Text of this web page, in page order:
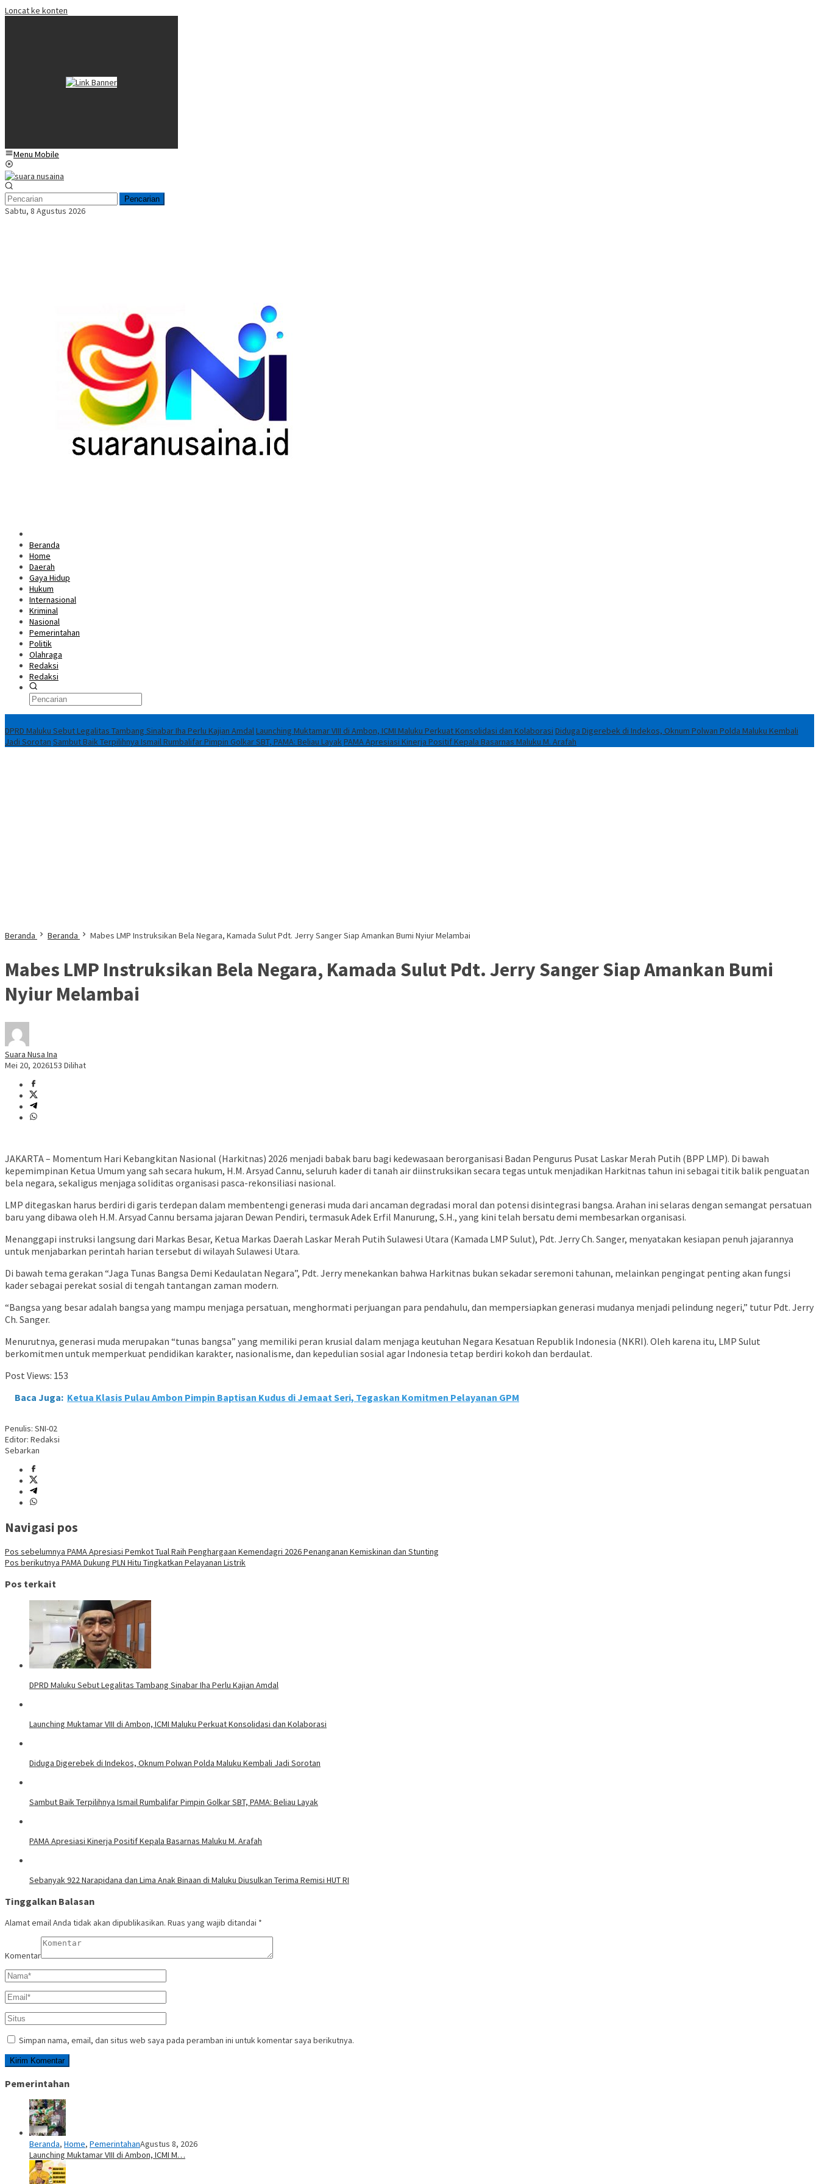
Loncat ke konten
Menu Mobile
Pencarian
Sabtu, 8 Agustus 2026
Beranda
Home
Daerah
Gaya Hidup
Hukum
Internasional
Kriminal
Nasional
Pemerintahan
Politik
Olahraga
Redaksi
Redaksi
DPRD Maluku Sebut Legalitas Tambang Sinabar Iha Perlu Kajian AmdalLaunching Muktamar VIII di Ambon, ICMI Maluku Perkuat Konsolidasi dan Kolaborasi Diduga Digerebek di Indekos, Oknum Polwan Polda Maluku Kembali
Jadi Sorotan Sambut Baik Terpilihnya Ismail Rumbalifar Pimpin Golkar SBT, PAMA: Beliau LayakPAMA Apresiasi Kinerja Positif Kepala Basarnas Maluku M. Arafah
Beranda Beranda Mabes LMP Instruksikan Bela Negara, Kamada Sulut Pdt. Jerry Sanger Siap Amankan Bumi Nyiur Melambai
Mabes LMP Instruksikan Bela Negara, Kamada Sulut Pdt. Jerry Sanger Siap Amankan Bumi
Nyiur Melambai
Suara Nusa Ina
Mei 20, 2026153 Dilihat
JAKARTA – Momentum Hari Kebangkitan Nasional (Harkitnas) 2026 menjadi babak baru bagi kedewasaan berorganisasi Badan Pengurus Pusat Laskar Merah Putih (BPP LMP). Di bawah
kepemimpinan Ketua Umum yang sah secara hukum, H.M. Arsyad Cannu, seluruh kader di tanah air diinstruksikan secara tegas untuk menjadikan Harkitnas tahun ini sebagai titik balik penguatan
bela negara, sekaligus menjaga soliditas organisasi pasca-rekonsiliasi nasional.
LMP ditegaskan harus berdiri di garis terdepan dalam membentengi generasi muda dari ancaman degradasi moral dan potensi disintegrasi bangsa. Arahan ini selaras dengan semangat persatuan
baru yang dibawa oleh H.M. Arsyad Cannu bersama jajaran Dewan Pendiri, termasuk Adek Erfil Manurung, S.H., yang kini telah bersatu demi membesarkan organisasi.
Menanggapi instruksi langsung dari Markas Besar, Ketua Markas Daerah Laskar Merah Putih Sulawesi Utara (Kamada LMP Sulut), Pdt. Jerry Ch. Sanger, menyatakan kesiapan penuh jajarannya
untuk menjabarkan perintah harian tersebut di wilayah Sulawesi Utara.
Di bawah tema gerakan “Jaga Tunas Bangsa Demi Kedaulatan Negara”, Pdt. Jerry menekankan bahwa Harkitnas bukan sekadar seremoni tahunan, melainkan pengingat penting akan fungsi
kader sebagai perekat sosial di tengah tantangan zaman modern.
“Bangsa yang besar adalah bangsa yang mampu menjaga persatuan, menghormati perjuangan para pendahulu, dan mempersiapkan generasi mudanya menjadi pelindung negeri,” tutur Pdt. Jerry
Ch. Sanger.
Menurutnya, generasi muda merupakan “tunas bangsa” yang memiliki peran krusial dalam menjaga keutuhan Negara Kesatuan Republik Indonesia (NKRI). Oleh karena itu, LMP Sulut
berkomitmen untuk memperkuat pendidikan karakter, nasionalisme, dan kepedulian sosial agar Indonesia tetap berdiri kokoh dan berdaulat.
Post Views: 153
Baca Juga: Ketua Klasis Pulau Ambon Pimpin Baptisan Kudus di Jemaat Seri, Tegaskan Komitmen Pelayanan GPM
Penulis: SNI-02
Editor: Redaksi
Sebarkan
Navigasi pos
Pos sebelumnya PAMA Apresiasi Pemkot Tual Raih Penghargaan Kemendagri 2026 Penanganan Kemiskinan dan Stunting
Pos berikutnya PAMA Dukung PLN Hitu Tingkatkan Pelayanan Listrik
Pos terkait
DPRD Maluku Sebut Legalitas Tambang Sinabar Iha Perlu Kajian Amdal
Launching Muktamar VIII di Ambon, ICMI Maluku Perkuat Konsolidasi dan Kolaborasi
Diduga Digerebek di Indekos, Oknum Polwan Polda Maluku Kembali Jadi Sorotan
Sambut Baik Terpilihnya Ismail Rumbalifar Pimpin Golkar SBT, PAMA: Beliau Layak
PAMA Apresiasi Kinerja Positif Kepala Basarnas Maluku M. Arafah
Sebanyak 922 Narapidana dan Lima Anak Binaan di Maluku Diusulkan Terima Remisi HUT RI
Tinggalkan Balasan
Alamat email Anda tidak akan dipublikasikan. Ruas yang wajib ditandai *
Komentar
Simpan nama, email, dan situs web saya pada peramban ini untuk komentar saya berikutnya.
Pemerintahan
Beranda, Home, PemerintahanAgustus 8, 2026
Launching Muktamar VIII di Ambon, ICMI M…